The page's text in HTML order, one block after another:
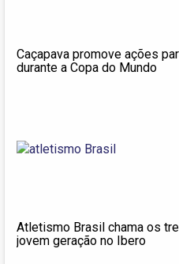
Caçapava promove ações
durante a Copa do Mundo
Atletismo Brasil chama os
jovem geração no Ibero